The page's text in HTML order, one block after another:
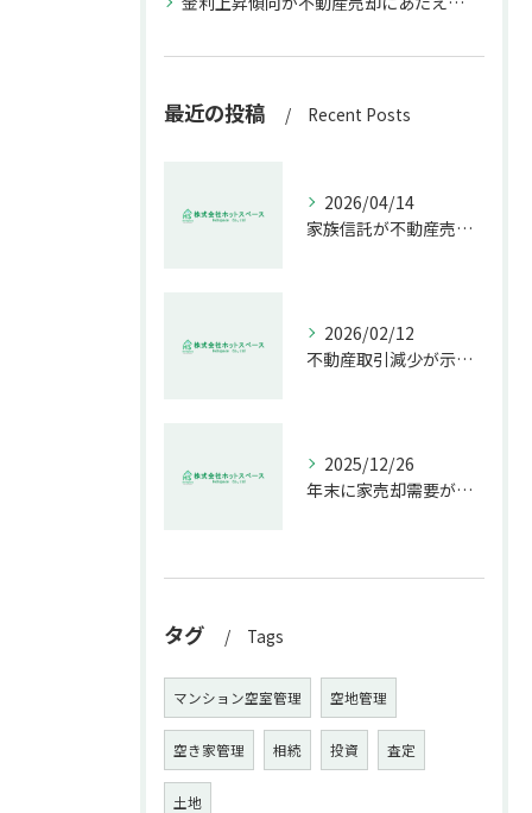
最近の投稿 Recent Posts
2026/04/14
家族信託が不動産売却で生む具体的メリット
2026/02/12
不動産取引減少が示す市場の危機
2025/12/26
年末に家売却需要が増す理由解説
タグ Tags
マンション空室管理 空地管理
空き家管理 相続 投資 査定
土地